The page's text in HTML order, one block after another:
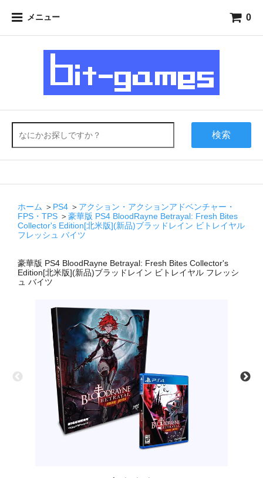
メニュー 0
検索
ホーム ＞ PS4 ＞ アクション・アクションアドベンチャー・
FPS・TPS ＞豪華版 PS4 BloodRayne Betrayal: Fresh Bites
Collector's Edition[北米版](新品)ブラッドレイン ビトレイヤル
フレッシュ バイツ
豪華版 PS4 BloodRayne Betrayal: Fresh Bites Collector's
Edition[北米版](新品)ブラッドレイン ビトレイヤル フレッシ
ュ バイツ